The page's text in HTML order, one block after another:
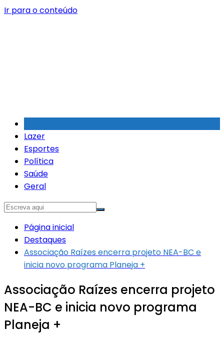
Ir para o conteúdo
Lazer
Esportes
Política
Saúde
Geral
Página inicial
Destaques
Associação Raízes encerra projeto NEA-BC e
inicia novo programa Planeja +
Associação Raízes encerra projeto
NEA-BC e inicia novo programa
Planeja +